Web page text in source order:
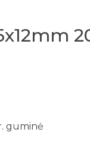
guminė